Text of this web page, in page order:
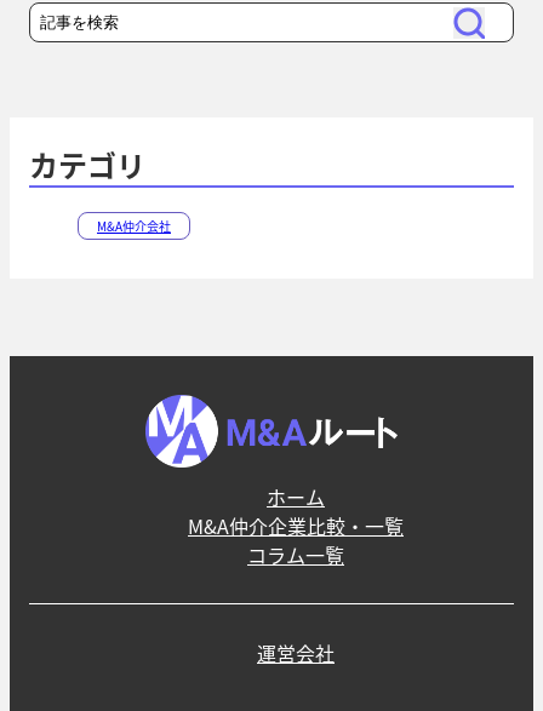
検
索
検
索
カテゴリ
M&A仲介会社
ホーム
M&A仲介企業比較・一覧
コラム一覧
運営会社